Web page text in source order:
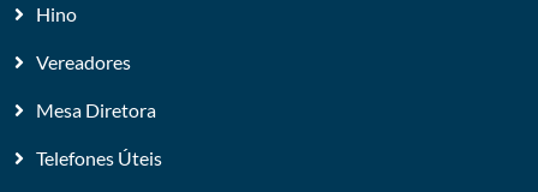
Hino
Vereadores
Mesa Diretora
Telefones Úteis